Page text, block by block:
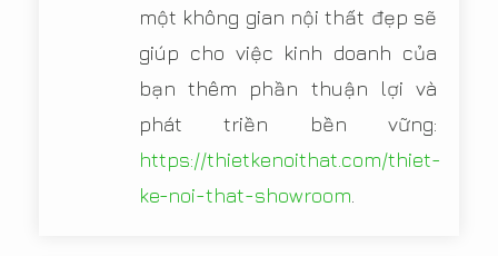
một không gian nội thất đẹp sẽ
giúp cho việc kinh doanh của
bạn thêm phần thuận lợi và
phát triền bền vững:
https://thietkenoithat.com/thiet-
ke-noi-that-showroom